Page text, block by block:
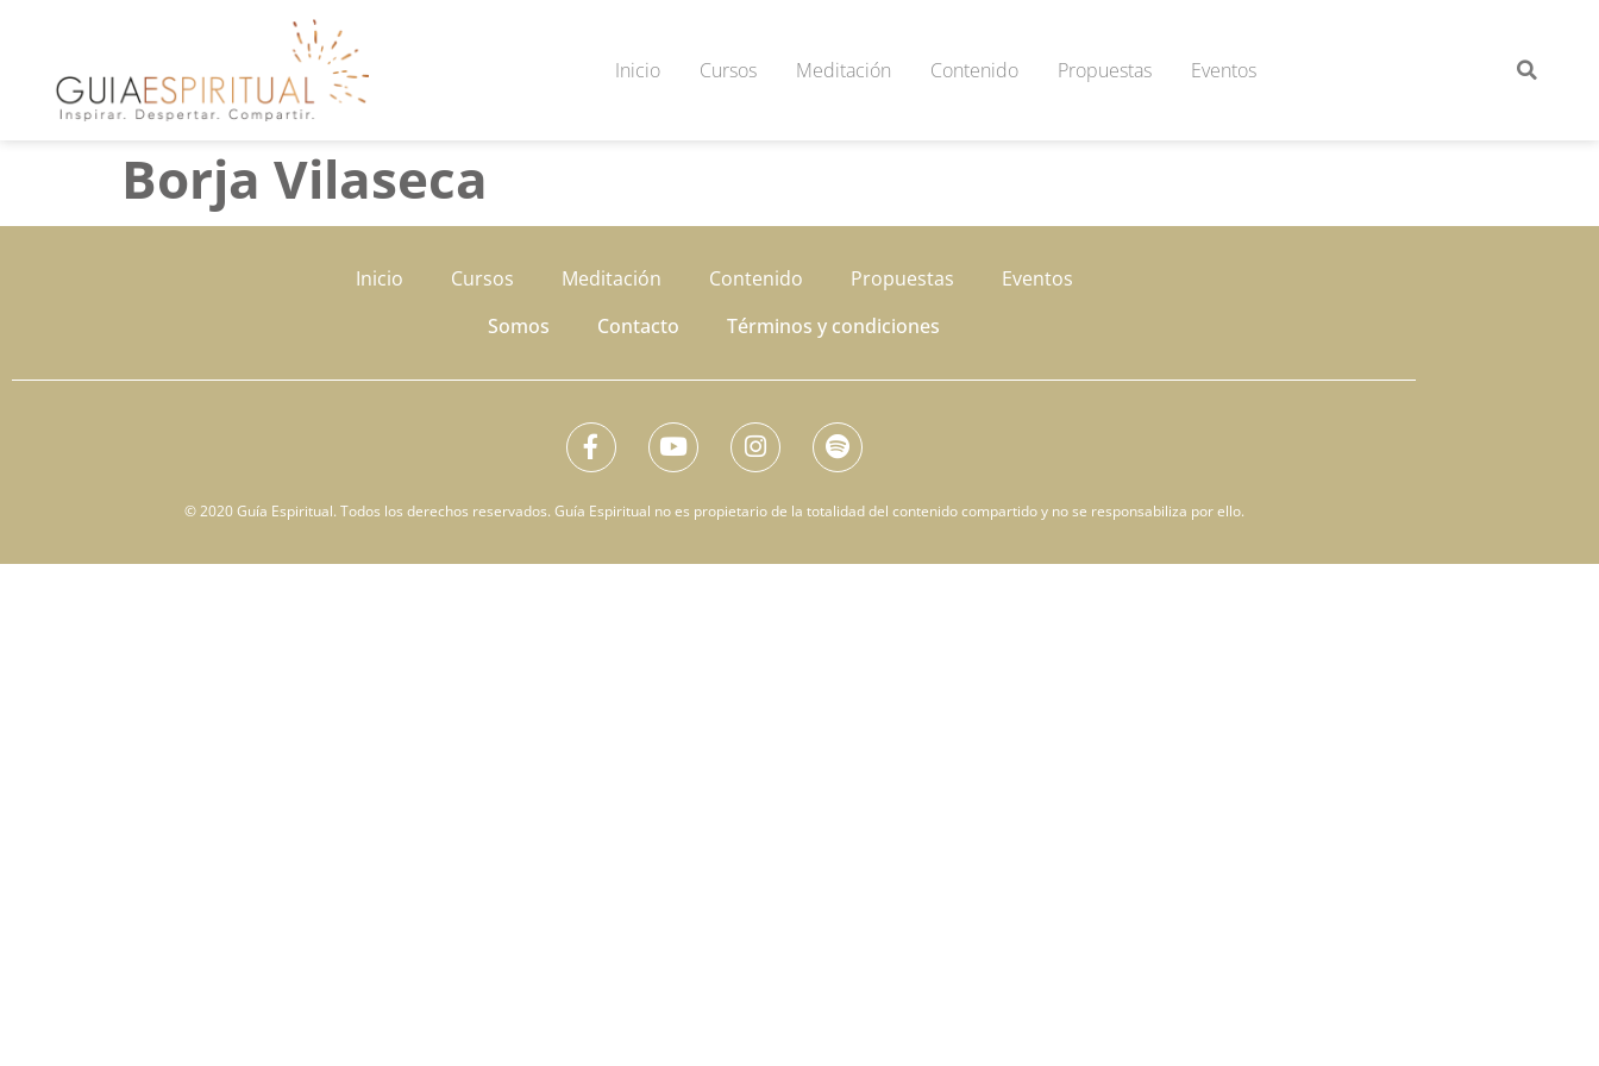
Inicio Cursos Meditación Contenido Propuestas Eventos
Borja Vilaseca
Inicio Cursos Meditación Contenido Propuestas
Eventos
Somos
Contacto Términos y condiciones
© 2020 Guía Espiritual. Todos los derechos reservados. Guía Espiritual no es propietario de la totalidad del contenido compartido y no se responsabiliza por ello.